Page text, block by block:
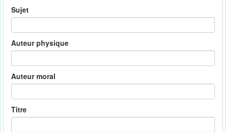
Sujet
Auteur physique
Auteur moral
Titre